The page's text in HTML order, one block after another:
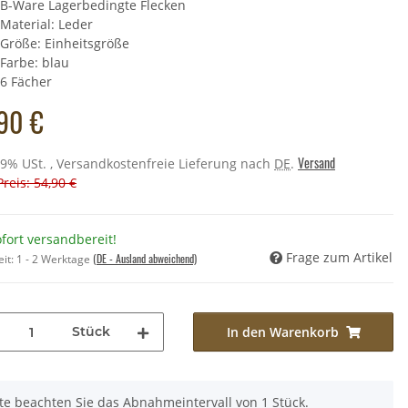
B-Ware Lagerbedingte Flecken
Material: Leder
Größe: Einheitsgröße
Farbe: blau
6 Fächer
€
USt. , Versandkostenfreie Lieferung nach DE. Versand
54,90 €
versandbereit!
1 - 2 Werktage (DE - Ausland abweichend) Frage zum Artikel
Stück In den Warenkorb
beachten Sie das Abnahmeintervall von 1 Stück.
- Esel
€*
8,90 €